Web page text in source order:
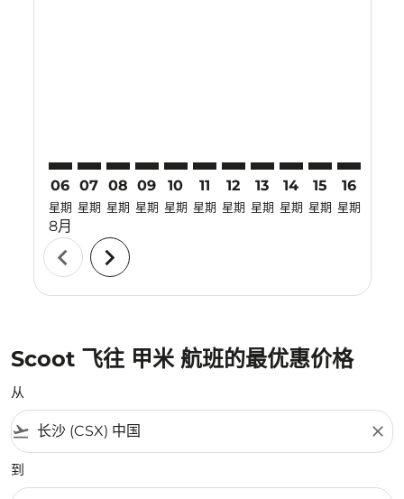
06
星期
8月
07
星期
08
星期
09
星期
10
星期
11
星期
12
星期
13
星期
14
星期
15
星期
16
星期
chevron_left chevron_right
Scoot 飞往 甲米 航班的最优惠价格
从
flight_takeoff close
到